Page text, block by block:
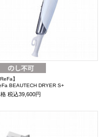
ReFa】
BEAUTECH DRYER S+
税込39,600円